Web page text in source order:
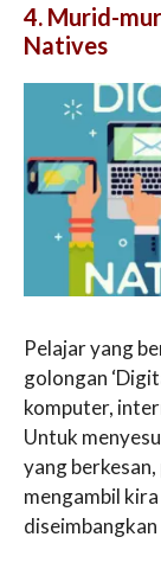
4. Murid-
Natives
Pelajar yang
golongan
komputer,
Untuk
yang
mengambil